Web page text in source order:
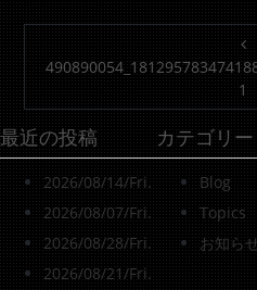
投稿ナビゲー
1
最近の投稿
2026/08/14/Fri.
2026/08/07/Fri.
2026/08/28/Fri.
2026/08/21/Fri.
カテゴリー
Blog
Topics
お知ら